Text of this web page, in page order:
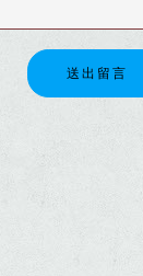
送出留言